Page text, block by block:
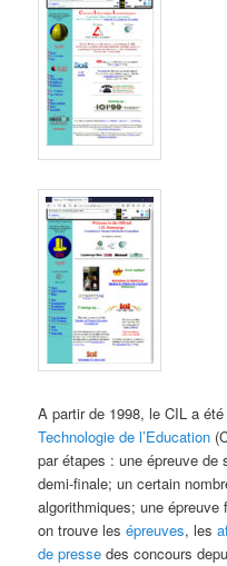
A partir de 1998, le CIL a
Technologie de l’Education
par étapes : une épreuve de
demi-finale; un certain
algorithmiques; une épreuve
on trouve lesépreuves, les
de presse des concours